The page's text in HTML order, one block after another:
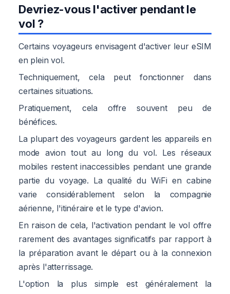
Devriez-vous l'activer pendant le
vol ?
Certains voyageurs envisagent d'activer leur eSIM
en plein vol.
Techniquement, cela peut fonctionner dans
certaines situations.
Pratiquement, cela offre souvent peu de
bénéfices.
La plupart des voyageurs gardent les appareils en
mode avion tout au long du vol. Les réseaux
mobiles restent inaccessibles pendant une grande
partie du voyage. La qualité du WiFi en cabine
varie considérablement selon la compagnie
aérienne, l'itinéraire et le type d'avion.
En raison de cela, l'activation pendant le vol offre
rarement des avantages significatifs par rapport à
la préparation avant le départ ou à la connexion
après l'atterrissage.
L'option la plus simple est généralement la